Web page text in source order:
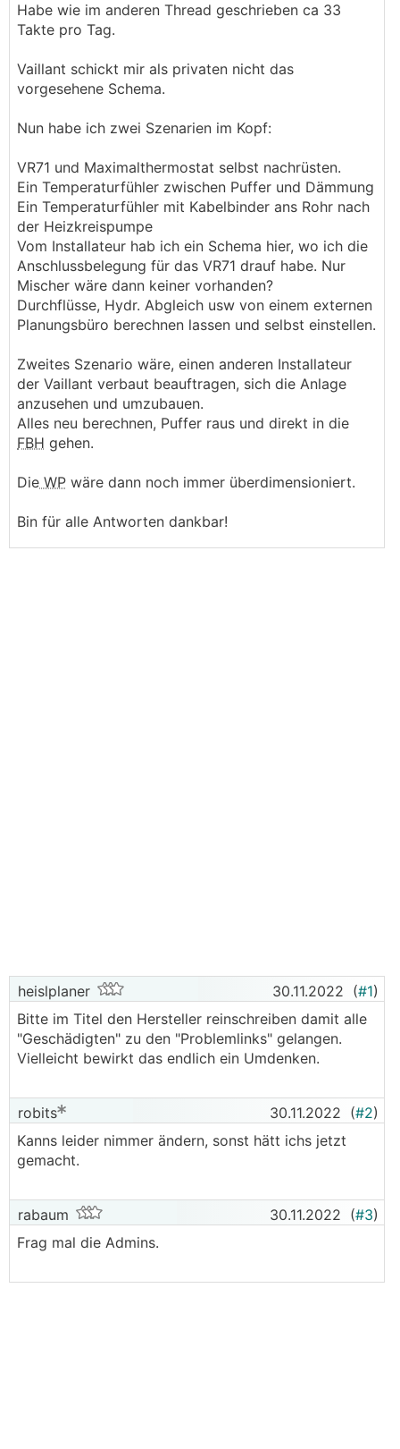
Habe wie im anderen Thread geschrieben ca 33
Takte pro Tag.
Vaillant schickt mir als privaten nicht das
vorgesehene Schema.
Nun habe ich zwei Szenarien im Kopf:
VR71 und Maximalthermostat selbst nachrüsten.
Ein Temperaturfühler zwischen Puffer und Dämmung
Ein Temperaturfühler mit Kabelbinder ans Rohr nach
der Heizkreispumpe
Vom Installateur hab ich ein Schema hier, wo ich die
Anschlussbelegung für das VR71 drauf habe. Nur
Mischer wäre dann keiner vorhanden?
Durchflüsse, Hydr. Abgleich usw von einem externen
Planungsbüro berechnen lassen und selbst einstellen.
Zweites Szenario wäre, einen anderen Installateur
der Vaillant verbaut beauftragen, sich die Anlage
anzusehen und umzubauen.
Alles neu berechnen, Puffer raus und direkt in die
FBH gehen.
Die WP wäre dann noch immer überdimensioniert.
Bin für alle Antworten dankbar!
heislplaner 30.11.2022 (#1)
Bitte im Titel den Hersteller reinschreiben damit alle
"Geschädigten" zu den "Problemlinks" gelangen.
Vielleicht bewirkt das endlich ein Umdenken.
robits 30.11.2022 (#2)
Kanns leider nimmer ändern, sonst hätt ichs jetzt
gemacht.
rabaum 30.11.2022 (#3)
Frag mal die Admins.